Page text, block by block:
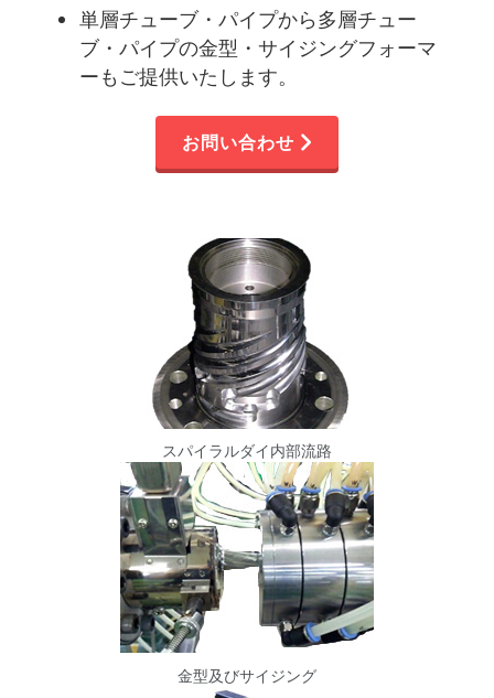
単層チューブ・パイプから多層チュー
ブ・パイプの金型・サイジングフォーマ
ーもご提供いたします。
お問い合わせ
スパイラルダイ内部流路
金型及びサイジング